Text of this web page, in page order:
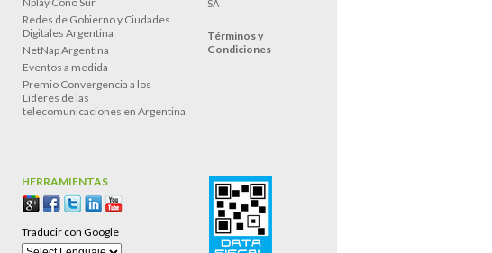
Redes de Gobierno y Ciudades
Digitales Argentina
NetNap Argentina
Eventos a medida
Premio Convergencia a los
Líderes de las
telecomunicaciones en Argentina
SA
Términos y
Condiciones
HERRAMIENTAS
Traducir con Google